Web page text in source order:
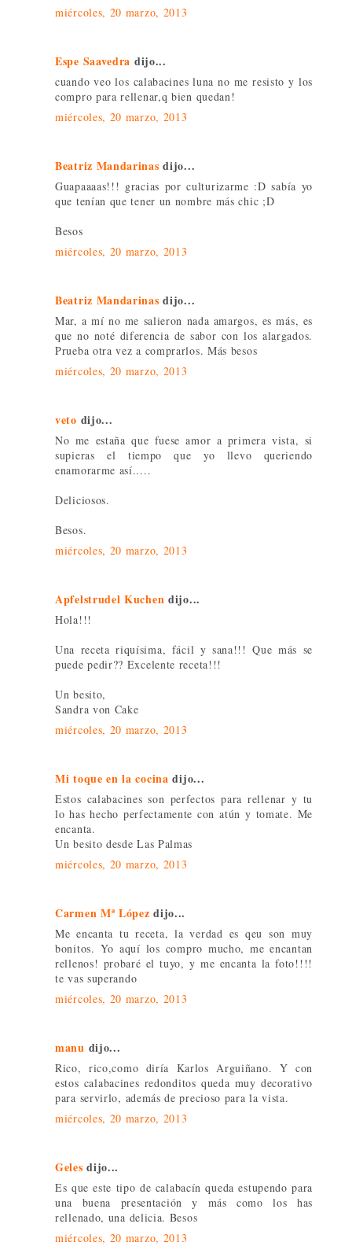
miércoles, 20 marzo, 2013
Espe Saavedra dijo...
cuando veo los calabacines luna no me resisto y los
compro para rellenar,q bien quedan!
miércoles, 20 marzo, 2013
Beatriz Mandarinas dijo...
Guapaaaas!!! gracias por culturizarme :D sabía yo
que tenían que tener un nombre más chic ;D
Besos
miércoles, 20 marzo, 2013
Beatriz Mandarinas dijo...
Mar, a mí no me salieron nada amargos, es más, es
que no noté diferencia de sabor con los alargados.
Prueba otra vez a comprarlos. Más besos
miércoles, 20 marzo, 2013
veto dijo...
No me estaña que fuese amor a primera vista, si
supieras el tiempo que yo llevo queriendo
enamorarme así.....
Deliciosos.
Besos.
miércoles, 20 marzo, 2013
Apfelstrudel Kuchen dijo...
Hola!!!
Una receta riquísima, fácil y sana!!! Que más se
puede pedir?? Excelente receta!!!
Un besito,
Sandra von Cake
miércoles, 20 marzo, 2013
Mi toque en la cocina dijo...
Estos calabacines son perfectos para rellenar y tu
lo has hecho perfectamente con atún y tomate. Me
encanta.
Un besito desde Las Palmas
miércoles, 20 marzo, 2013
Carmen Mª López dijo...
Me encanta tu receta, la verdad es qeu son muy
bonitos. Yo aquí los compro mucho, me encantan
rellenos! probaré el tuyo, y me encanta la foto!!!!
te vas superando
miércoles, 20 marzo, 2013
manu dijo...
Rico, rico,como diría Karlos Arguiñano. Y con
estos calabacines redonditos queda muy decorativo
para servirlo, además de precioso para la vista.
miércoles, 20 marzo, 2013
Geles dijo...
Es que este tipo de calabacín queda estupendo para
una buena presentación y más como los has
rellenado, una delicia. Besos
miércoles, 20 marzo, 2013